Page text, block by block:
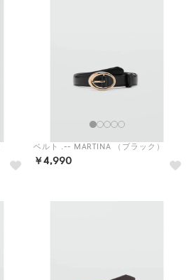
ベルト .-- MARTINA （ブラック）
￥4,990